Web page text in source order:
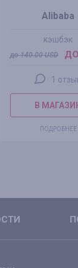
Alibaba
кэшбэк
до140.00USD
1
В
ПОДРОБНЕЕ